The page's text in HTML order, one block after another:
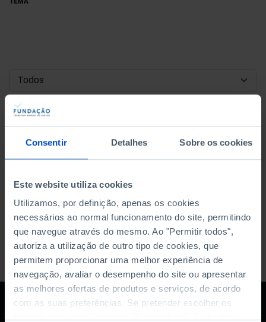
Consentir Detalhes Sobre os cookies
Este website utiliza cookies
Utilizamos, por definição, apenas os cookies
necessários ao normal funcionamento do site, permitindo
que navegue através do mesmo. Ao "Permitir todos",
autoriza a utilização de outro tipo de cookies, que
permitem proporcionar uma melhor experiência de
navegação, avaliar o desempenho do site ou apresentar
as melhores ofertas de produtos e serviços, de acordo
com as suas preferências. Se pretender escolher os
DATA DE INÍCIO
DATA DE FIM